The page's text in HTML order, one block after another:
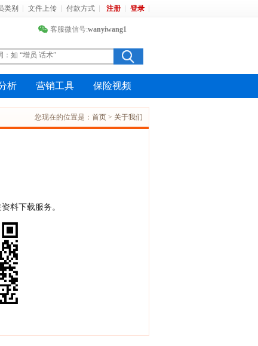
类别 文件上传 付款方式 注册 登录
客服微信号:wanyiwang1
析 营销工具 保险视频
您现在的位置是： 首页 > 关于我们
料下载服务。